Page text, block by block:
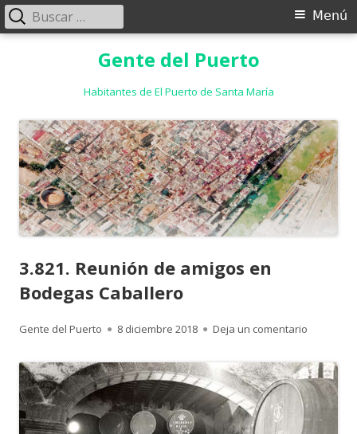
Gente del Puerto
Habitantes de El Puerto de Santa María
Menú
Menú
Buscar:
3.821. Reunión de amigos en
Bodegas Caballero
Autor
Gente del Puerto
Publicado
8 diciembre 2018 Deja un comentario